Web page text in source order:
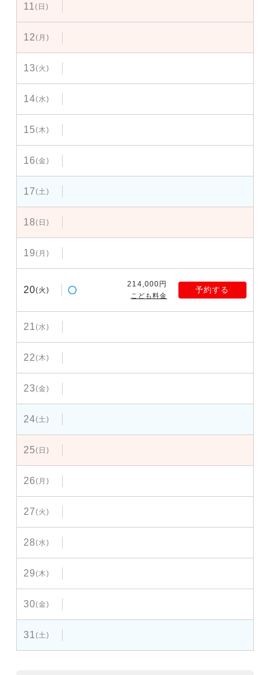
11(日)
12(月)
13(火)
14(水)
15(木)
16(金)
17(土)
18(日)
19(月)
20(火)
214,000円
こども料金
予約する
21(水)
22(木)
23(金)
24(土)
25(日)
26(月)
27(火)
28(水)
29(木)
30(金)
31(土)